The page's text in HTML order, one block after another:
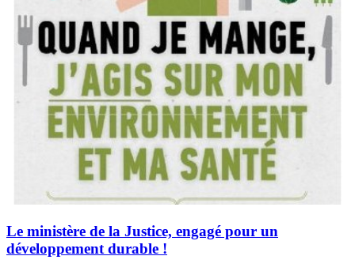
Le ministère de la Justice, engagé pour un
développement durable !